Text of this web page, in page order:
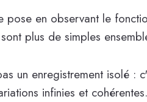
pose en observant le
plus de simples
un enregistrement isolé :
infinies et